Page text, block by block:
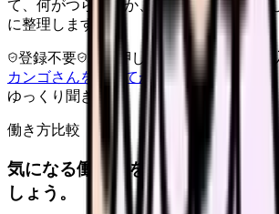
て、何がつらいのか、辞めるべきか、少
に整理します。
登録不要 求人押し売りなし
病院名は
カンゴさんを知ってから相談する
ゆっくり聞きます
働き方比較
気になる働き方を、求人を見る前
しょう。